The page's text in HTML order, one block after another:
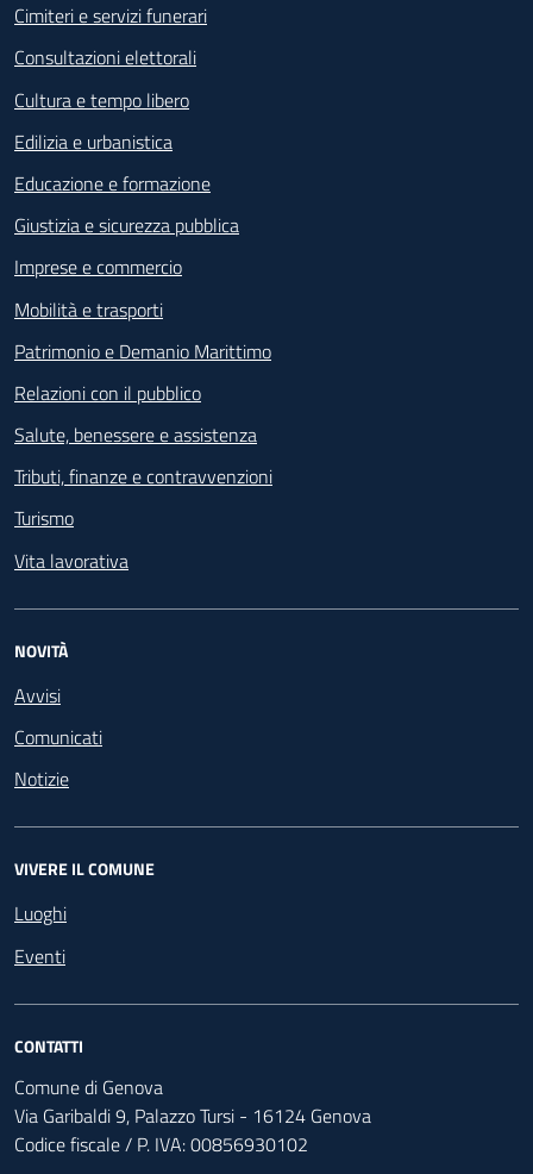
Cimiteri e servizi funerari
Consultazioni elettorali
Cultura e tempo libero
Edilizia e urbanistica
Educazione e formazione
Giustizia e sicurezza pubblica
Imprese e commercio
Mobilità e trasporti
Patrimonio e Demanio Marittimo
Relazioni con il pubblico
Salute, benessere e assistenza
Tributi, finanze e contravvenzioni
Turismo
Vita lavorativa
NOVITÀ
Avvisi
Comunicati
Notizie
VIVERE IL COMUNE
Luoghi
Eventi
CONTATTI
Comune di Genova
Via Garibaldi 9, Palazzo Tursi - 16124 Genova
Codice fiscale / P. IVA: 00856930102